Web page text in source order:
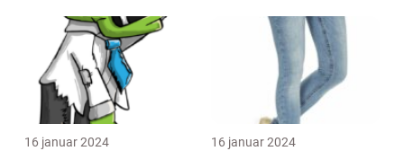
16 januar 2024 16 januar 2024